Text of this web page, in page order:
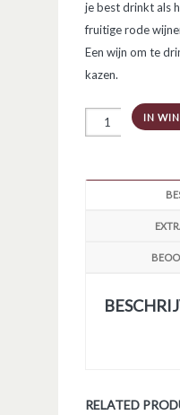
je best drinkt als
fruitige rode
Een wijn om te
kazen.
Lafargue
IN
RELATED